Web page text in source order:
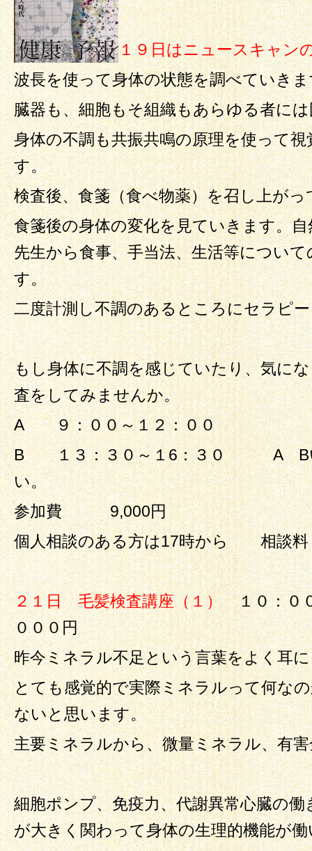
１９日はニュースキャン
波長を使って身体の状態を調べていき
臓器も、細胞もそ組織もあらゆる者に
身体の不調も共振共鳴の原理を使って
す。
検査後、食箋（食べ物薬）を召し上が
食箋後の身体の変化を見ていきます。
先生から食事、手当法、生活等につい
す。
二度計測し不調のあるところにセラピ
もし身体に不調を感じていたり、気に
査をしてみませんか。
A ９：００～１２：００
B １３：３０～１6：３０ A Bい
い。
参加費 9,000円
個人相談のある方は17時から 相談
２１日 毛髪検査講座（１）１０：０
０００円
昨今ミネラル不足という言葉をよく耳
とても感覚的で実際ミネラルって何な
ないと思います。
主要ミネラルから、微量ミネラル、有
細胞ポンプ、免疫力、代謝異常心臓の
が大きく関わって身体の生理的機能が